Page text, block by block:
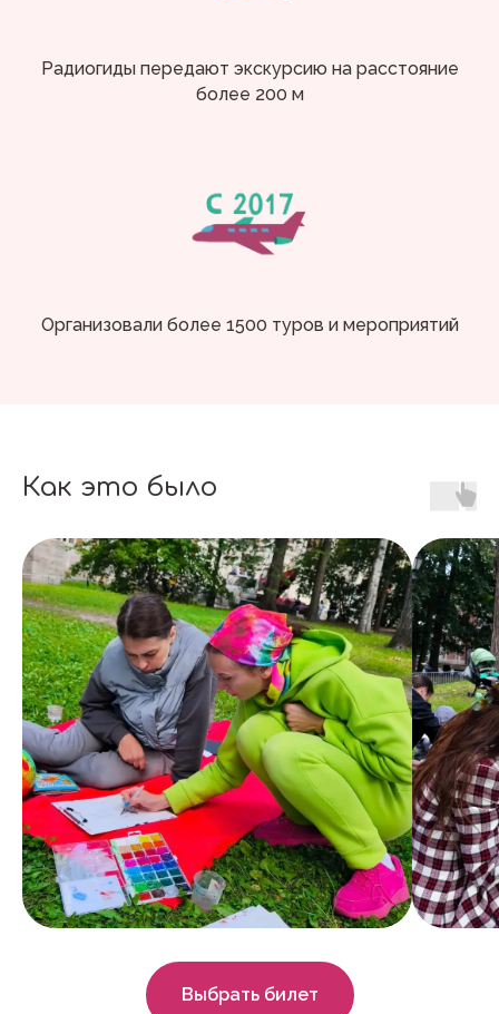
Радиогиды передают экскурсию на расстояние
более 200 м
Организовали более 1500 туров и мероприятий
Как это было
Выбрать билет